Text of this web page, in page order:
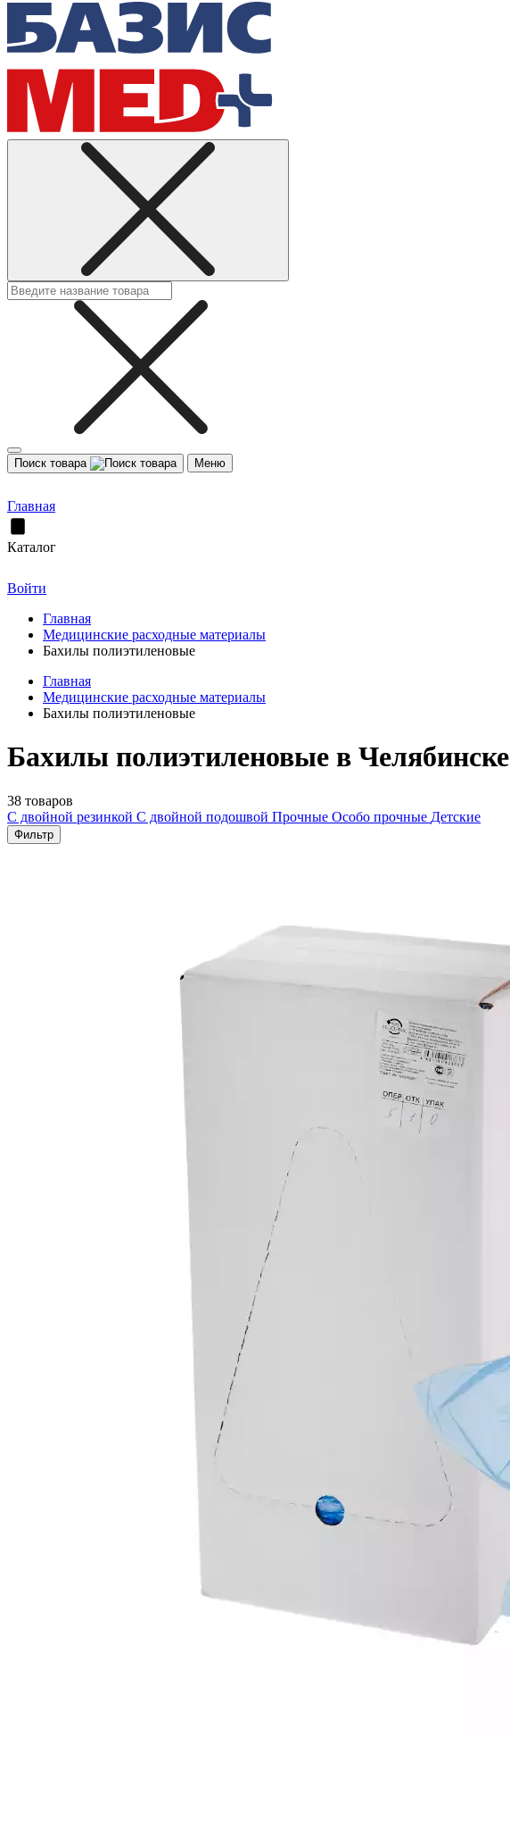
Поиск товара Меню
Главная
Каталог
Войти
Главная
Медицинские расходные материалы
Бахилы полиэтиленовые
Главная
Медицинские расходные материалы
Бахилы полиэтиленовые
Бахилы полиэтиленовые в Челябинске
38 товаров
С двойной резинкой С двойной подошвой Прочные Особо прочные Детские
Фильтр